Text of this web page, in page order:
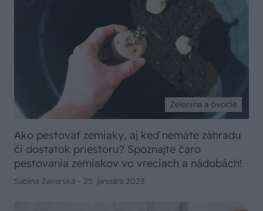
Zelenina a ovocie
Ako pestovať zemiaky, aj keď nemáte záhradu
či dostatok priestoru? Spoznajte čaro
pestovania zemiakov vo vreciach a nádobách!
Sabína Zavarská - 25. januára 2023